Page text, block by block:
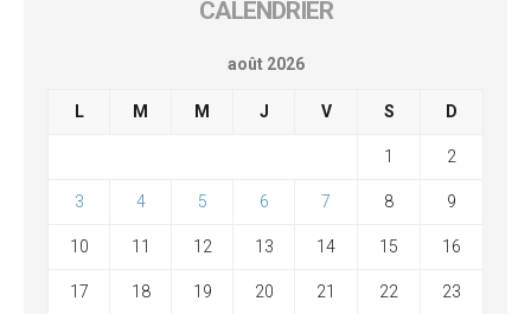
CALENDRIER
août 2026
L M M J V S D
1 2
3 4 5 6 7 8 9
10 11 12 13 14 15 16
17 18 19 20 21 22 23